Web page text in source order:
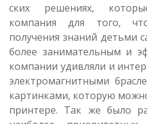
ских решениях,
компания для того,
получения знаний детьми
более занимательным и
компании удивляли и
электромагнитными
картинками, которую
принтере. Так же было